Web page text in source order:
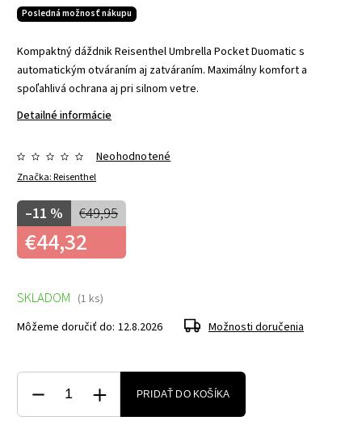
Posledná možnosť nákupu
Kompaktný dáždnik Reisenthel Umbrella Pocket Duomatic s
automatickým otváraním aj zatváraním. Maximálny komfort a
spoľahlivá ochrana aj pri silnom vetre.
Detailné informácie
Značka:Reisenthel
Neohodnotené
€49,95
–11 %
€44,32
SKLADOM (1 ks)
Môžeme doručiť do: 12.8.2026 Možnosti doručenia
PRIDAŤ DO KOŠÍKA